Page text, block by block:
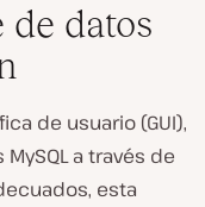
de datos
de usuario (GUI),
a través de
esta